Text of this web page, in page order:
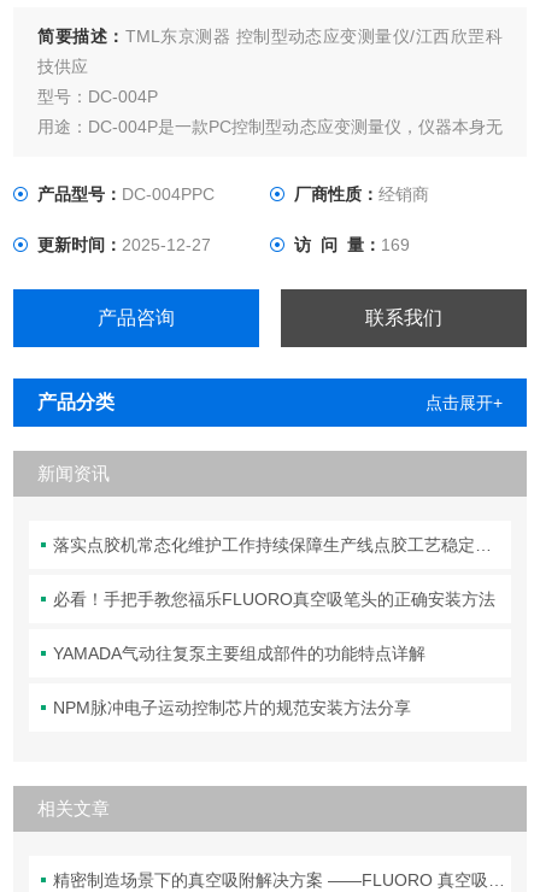
简要描述： TML东京测器 控制型动态应变测量仪/江西欣罡科
技供应
型号：DC-004P
用途：DC-004P是一款PC控制型动态应变测量仪，仪器本身无
可实现连续记录，适合材料测试等领域。
产品型号： DC-004PPC 厂商性质： 经销商
更新时间：2025-12-27 访 问 量： 169
产品咨询 联系我们
产品分类 点击展开+
新闻资讯
落实点胶机常态化维护工作持续保障生产线点胶工艺稳定合规
必看！手把手教您福乐FLUORO真空吸笔头的正确安装方法
YAMADA气动往复泵主要组成部件的功能特点详解
NPM脉冲电子运动控制芯片的规范安装方法分享
相关文章
精密制造场景下的真空吸附解决方案 ——FLUORO 真空吸笔头技术解析